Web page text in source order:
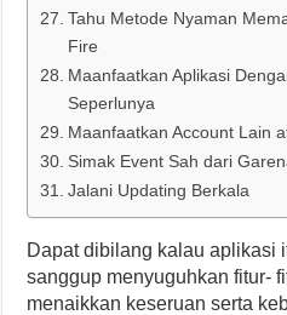
Tahu Metode Nyaman
Fire
Maanfaatkan Aplikasi
Seperlunya
Maanfaatkan Account Lain
Simak Event Sah dari
Jalani Updating Berkala
Dapat dibilang kalau aplikasi
sanggup menyuguhkan fitur-
menaikkan keseruan serta